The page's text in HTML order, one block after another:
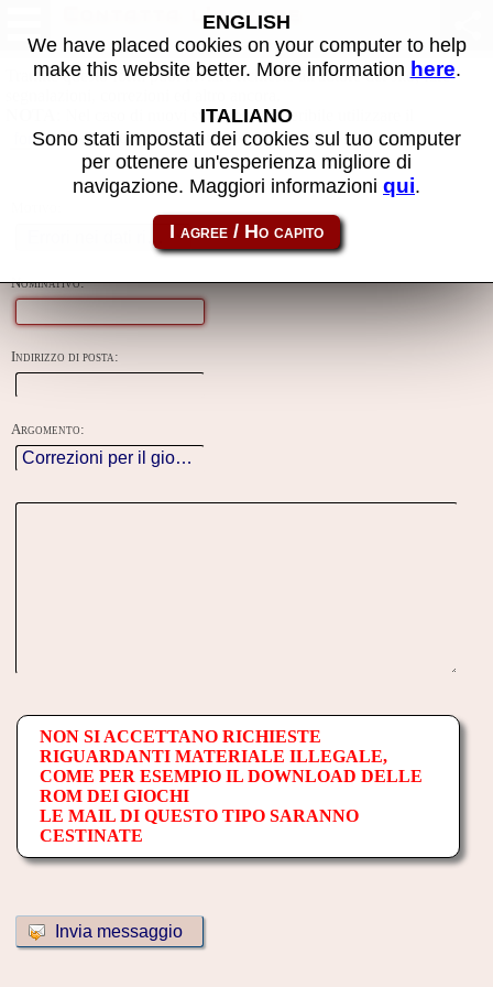
Contatta l'autore
Tramite questo form puoi inviare richieste all'autore del sito, fare
: Nel caso di nuovi sviluppi è preferibile utilizzare il
forum
creato apposta per questo progetto.
Nominativo:
Indirizzo di posta:
Argomento:
NON SI ACCETTANO RICHIESTE
RIGUARDANTI MATERIALE ILLEGALE,
COME PER ESEMPIO IL DOWNLOAD DELLE
ROM DEI GIOCHI
LE MAIL DI QUESTO TIPO SARANNO
CESTINATE
ENGLISH
We have placed cookies on your computer to help
make this website better. More information here.
ITALIANO
Sono stati impostati dei cookies sul tuo computer
per ottenere un'esperienza migliore di
navigazione. Maggiori informazioni qui.